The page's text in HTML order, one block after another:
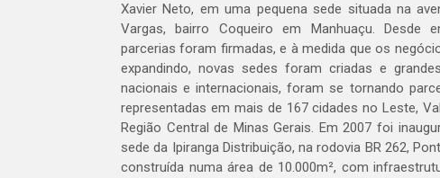
Xavier Neto, em uma pequena sede situada na
Vargas, bairro Coqueiro em Manhuaçu. Desde
parcerias foram firmadas, e à medida que os
expandindo, novas sedes foram criadas e
nacionais e internacionais, foram se tornando
representadas em mais de 167 cidades no Leste,
Região Central de Minas Gerais. Em 2007 foi
sede da Ipiranga Distribuição, na rodovia BR 262,
construída numa área de 10.000m², com